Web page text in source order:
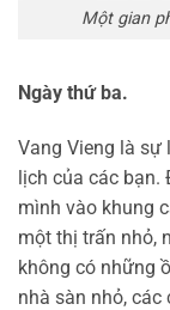
Một gian
Ngày thứ ba.
Vang Vieng là sự
lịch của các bạn.
mình vào khung
một thị trấn nhỏ,
không có những
nhà sàn nhỏ, các